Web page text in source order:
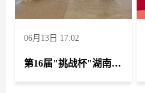
06月13日 17:02
第16届"挑战杯"湖南省大学生课外学术科技作品竞赛荣获获二等奖2项、三等奖4项